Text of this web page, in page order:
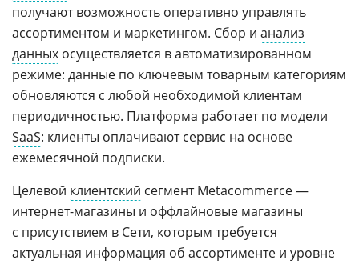
получают возможность оперативно управлять
ассортиментом и маркетингом. Сбор и анализ
данных осуществляется в автоматизированном
режиме: данные по ключевым товарным категориям
обновляются с любой необходимой клиентам
периодичностью. Платформа работает по модели
SaaS: клиенты оплачивают сервис на основе
ежемесячной подписки.
Целевой клиентский сегмент Metacommerce —
интернет-магазины и оффлайновые магазины
с присутствием в Сети, которым требуется
актуальная информация об ассортименте и уровне